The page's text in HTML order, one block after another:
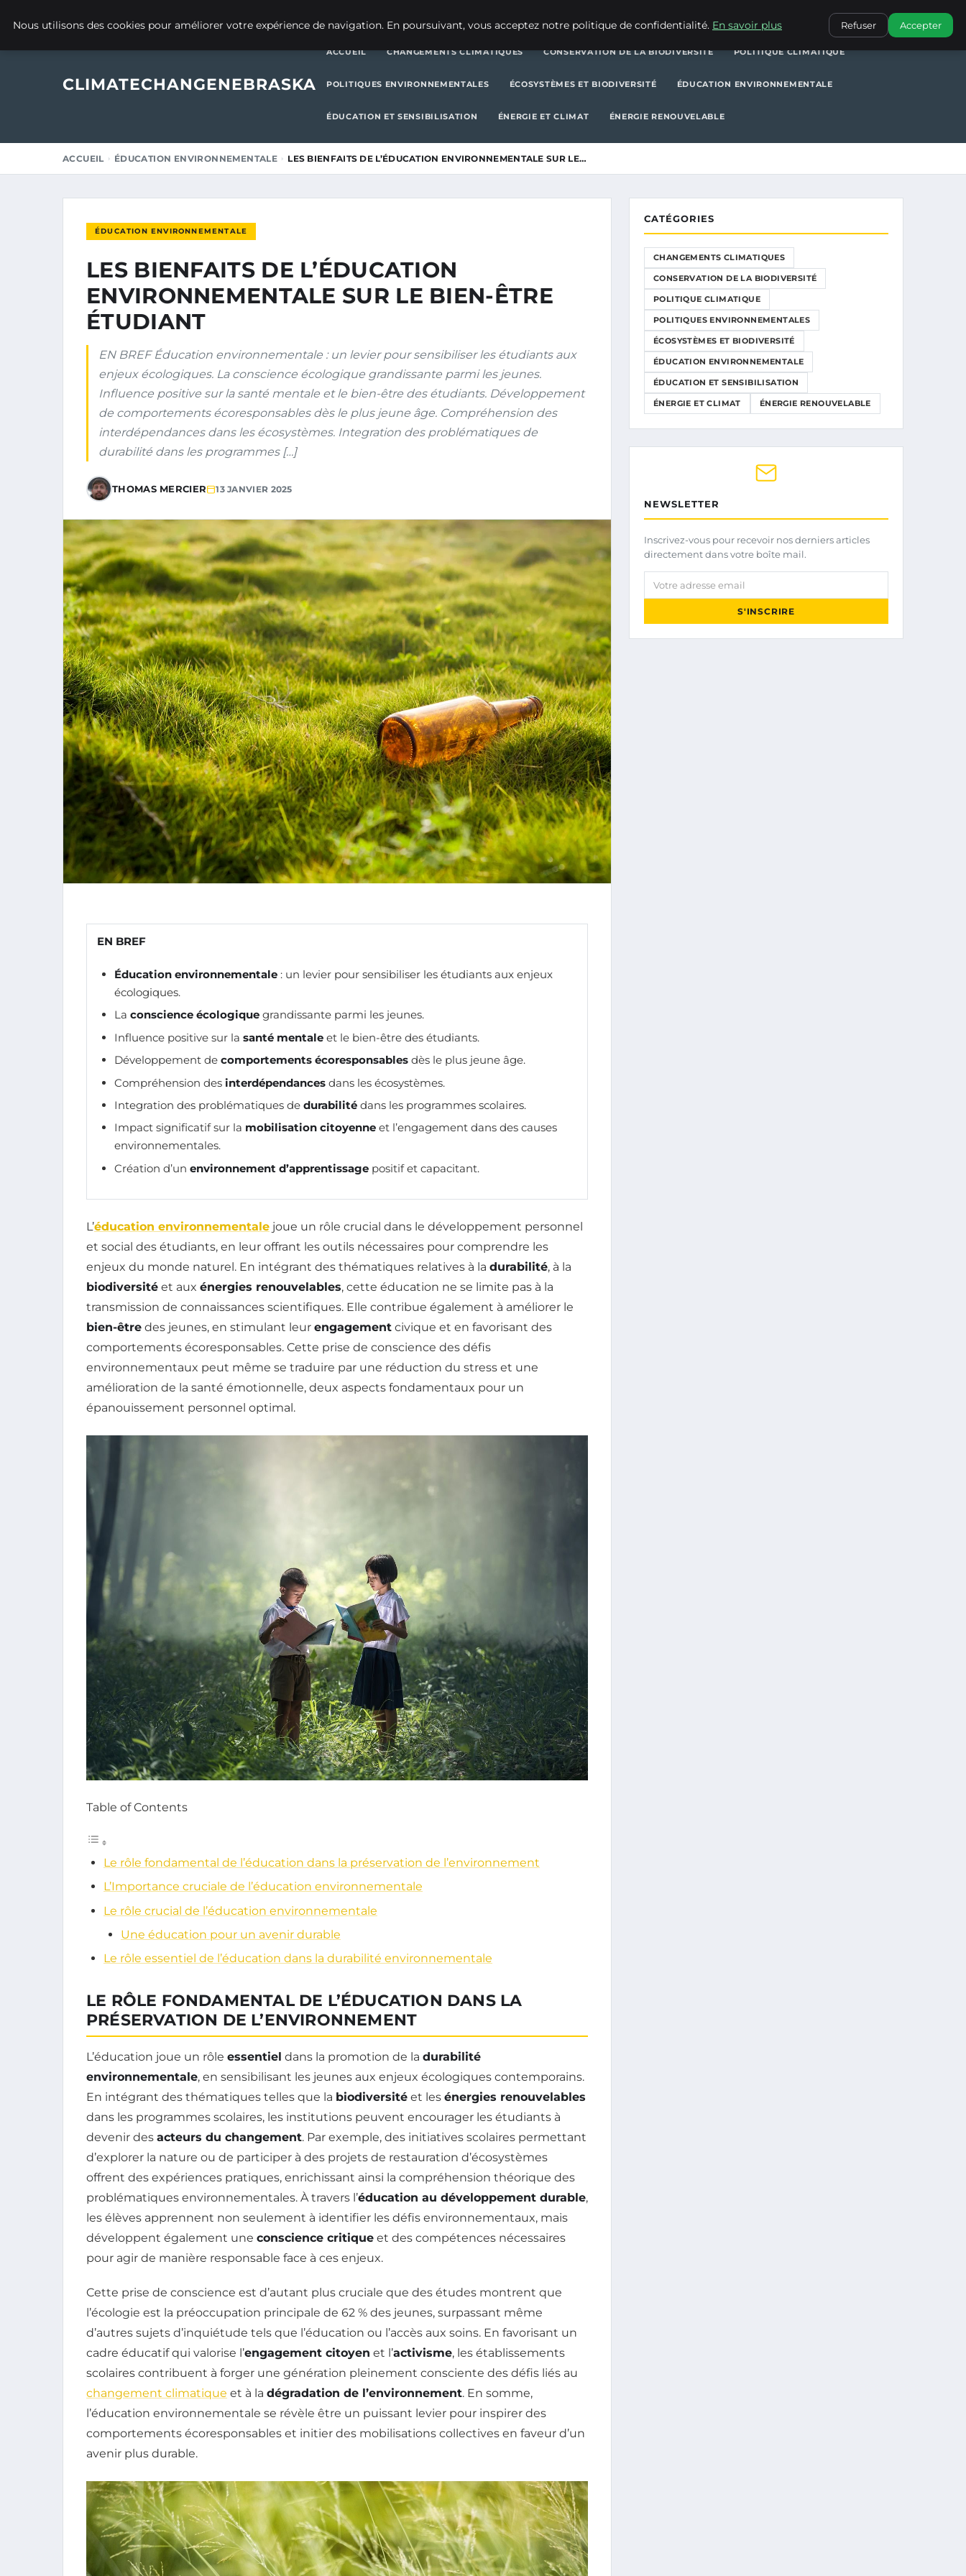
POLITIQUES ENVIRONNEMENTALES
CLIMATECHANGENEBRASKA
ACCUEIL CHANGEMENTS CLIMATIQUES CONSERVATION DE LA BIODIVERSITÉ POLITIQUE CLIMATIQUE
POLITIQUES ENVIRONNEMENTALES ÉCOSYSTÈMES ET BIODIVERSITÉ ÉDUCATION ENVIRONNEMENTALE
ÉDUCATION ET SENSIBILISATION ÉNERGIE ET CLIMAT ÉNERGIE RENOUVELABLE
ACCUEIL ÉDUCATION ENVIRONNEMENTALE LES BIENFAITS DE L’ÉDUCATION ENVIRONNEMENTALE SUR LE…
ÉDUCATION ENVIRONNEMENTALE
LES BIENFAITS DE L’ÉDUCATION
ENVIRONNEMENTALE SUR LE BIEN-ÊTRE
ÉTUDIANT
EN BREF Éducation environnementale : un levier pour sensibiliser les étudiants aux
enjeux écologiques. La conscience écologique grandissante parmi les jeunes.
Influence positive sur la santé mentale et le bien-être des étudiants. Développement
de comportements écoresponsables dès le plus jeune âge. Compréhension des
interdépendances dans les écosystèmes. Integration des problématiques de
durabilité dans les programmes […]
THOMAS MERCIER 13 JANVIER 2025
EN BREF
Éducation environnementale : un levier pour sensibiliser les étudiants aux enjeux
écologiques.
La conscience écologique grandissante parmi les jeunes.
Influence positive sur la santé mentale et le bien-être des étudiants.
Développement de comportements écoresponsables dès le plus jeune âge.
Compréhension des interdépendances dans les écosystèmes.
Integration des problématiques de durabilité dans les programmes scolaires.
Impact significatif sur la mobilisation citoyenne et l’engagement dans des causes
environnementales.
Création d’un environnement d’apprentissage positif et capacitant.
L’éducation environnementale joue un rôle crucial dans le développement personnel
et social des étudiants, en leur offrant les outils nécessaires pour comprendre les
enjeux du monde naturel. En intégrant des thématiques relatives à la durabilité, à la
biodiversité et aux énergies renouvelables, cette éducation ne se limite pas à la
transmission de connaissances scientifiques. Elle contribue également à améliorer le
bien-être des jeunes, en stimulant leur engagement civique et en favorisant des
comportements écoresponsables. Cette prise de conscience des défis
environnementaux peut même se traduire par une réduction du stress et une
amélioration de la santé émotionnelle, deux aspects fondamentaux pour un
épanouissement personnel optimal.
Table of Contents
Le rôle fondamental de l’éducation dans la préservation de l’environnement
L’Importance cruciale de l’éducation environnementale
Le rôle crucial de l’éducation environnementale
Une éducation pour un avenir durable
Le rôle essentiel de l’éducation dans la durabilité environnementale
LE RÔLE FONDAMENTAL DE L’ÉDUCATION DANS LA
PRÉSERVATION DE L’ENVIRONNEMENT
L’éducation joue un rôle essentiel dans la promotion de la durabilité
environnementale, en sensibilisant les jeunes aux enjeux écologiques contemporains.
En intégrant des thématiques telles que la biodiversité et les énergies renouvelables
dans les programmes scolaires, les institutions peuvent encourager les étudiants à
devenir des acteurs du changement. Par exemple, des initiatives scolaires permettant
d’explorer la nature ou de participer à des projets de restauration d’écosystèmes
offrent des expériences pratiques, enrichissant ainsi la compréhension théorique des
problématiques environnementales. À travers l’éducation au développement durable,
les élèves apprennent non seulement à identifier les défis environnementaux, mais
développent également une conscience critique et des compétences nécessaires
pour agir de manière responsable face à ces enjeux.
Cette prise de conscience est d’autant plus cruciale que des études montrent que
l’écologie est la préoccupation principale de 62 % des jeunes, surpassant même
d’autres sujets d’inquiétude tels que l’éducation ou l’accès aux soins. En favorisant un
cadre éducatif qui valorise l’engagement citoyen et l’activisme, les établissements
scolaires contribuent à forger une génération pleinement consciente des défis liés au
changement climatique et à la dégradation de l’environnement. En somme,
l’éducation environnementale se révèle être un puissant levier pour inspirer des
comportements écoresponsables et initier des mobilisations collectives en faveur d’un
avenir plus durable.
CATÉGORIES
CHANGEMENTS CLIMATIQUES
CONSERVATION DE LA BIODIVERSITÉ
POLITIQUE CLIMATIQUE
POLITIQUES ENVIRONNEMENTALES
ÉCOSYSTÈMES ET BIODIVERSITÉ
ÉDUCATION ENVIRONNEMENTALE
ÉDUCATION ET SENSIBILISATION
ÉNERGIE ET CLIMAT ÉNERGIE RENOUVELABLE
NEWSLETTER
Inscrivez-vous pour recevoir nos derniers articles
directement dans votre boîte mail.
Votre adresse email
S'INSCRIRE
Nous utilisons des cookies pour améliorer votre expérience de navigation. En poursuivant, vous acceptez notre politique de confidentialité. En savoir plus Refuser Accepter